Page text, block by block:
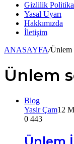
Gizlilik
Yasal Uyarı
Hakkımızda
İletişim
ANASAYFA/Ünlem
Ünlem
Blog
Yasir Çam12
0 443